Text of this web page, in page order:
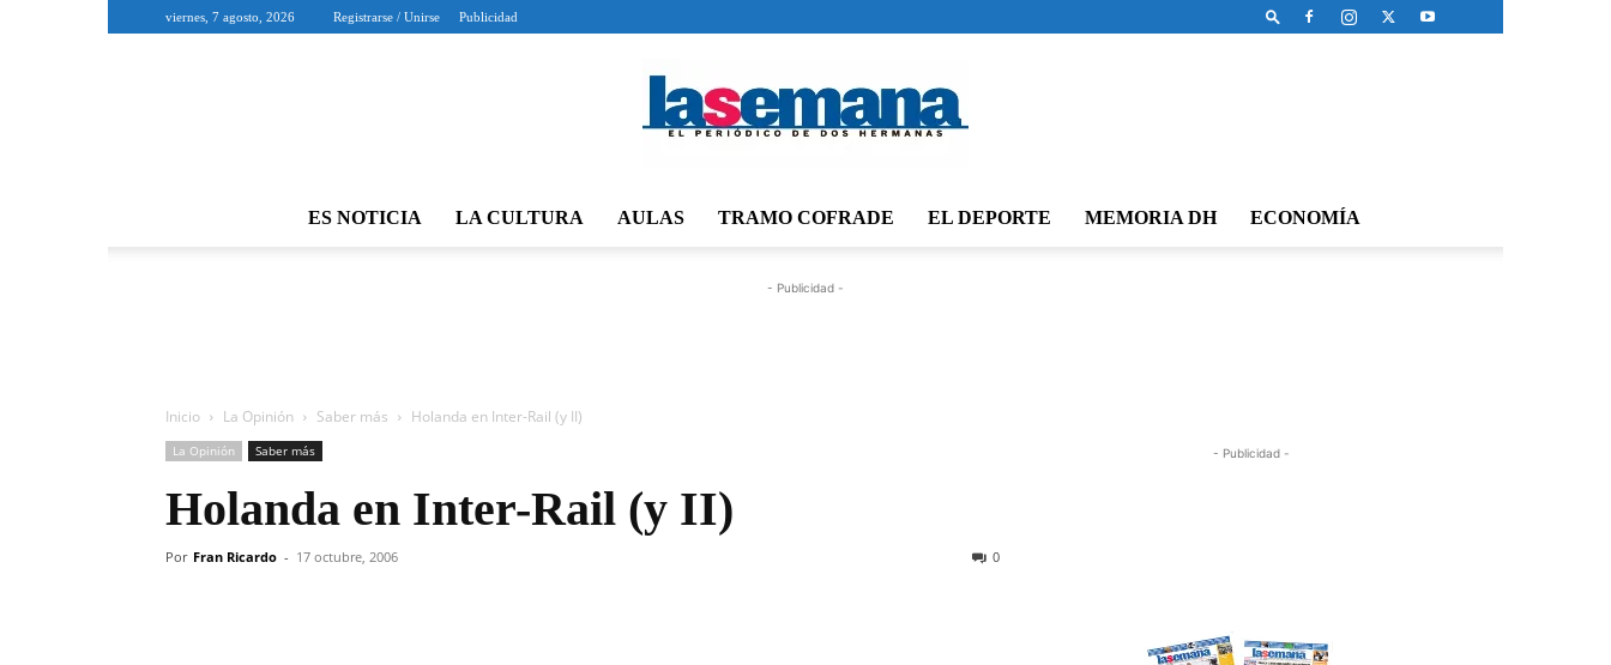
viernes, 7 agosto, 2026 Registrarse / Unirse Publicidad
ES NOTICIA LA CULTURA AULAS TRAMO COFRADE EL DEPORTE MEMORIA DH ECONOMÍA
- Publicidad -
Inicio La Opinión Saber más Holanda en Inter-Rail (y II)
La Opinión Saber más
Holanda en Inter-Rail (y II)
Por Fran Ricardo - 17 octubre, 2006 0
- Publicidad -